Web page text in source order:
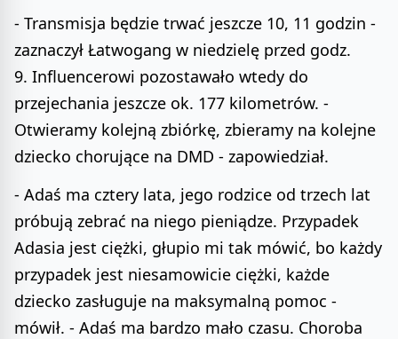
- Transmisja będzie trwać jeszcze 10, 11 godzin -
zaznaczył Łatwogang w niedzielę przed godz.
9. Influencerowi pozostawało wtedy do
przejechania jeszcze ok. 177 kilometrów. -
Otwieramy kolejną zbiórkę, zbieramy na kolejne
dziecko chorujące na DMD - zapowiedział.
- Adaś ma cztery lata, jego rodzice od trzech lat
próbują zebrać na niego pieniądze. Przypadek
Adasia jest ciężki, głupio mi tak mówić, bo każdy
przypadek jest niesamowicie ciężki, każde
dziecko zasługuje na maksymalną pomoc -
mówił. - Adaś ma bardzo mało czasu. Choroba